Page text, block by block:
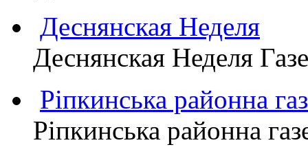
Деснянская Неделя
Деснянская Неделя
Ріпкинська районна
Ріпкинська районна